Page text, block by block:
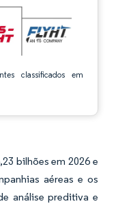
classificados em
bilhões em 2026 e
aéreas e os
análise preditiva e